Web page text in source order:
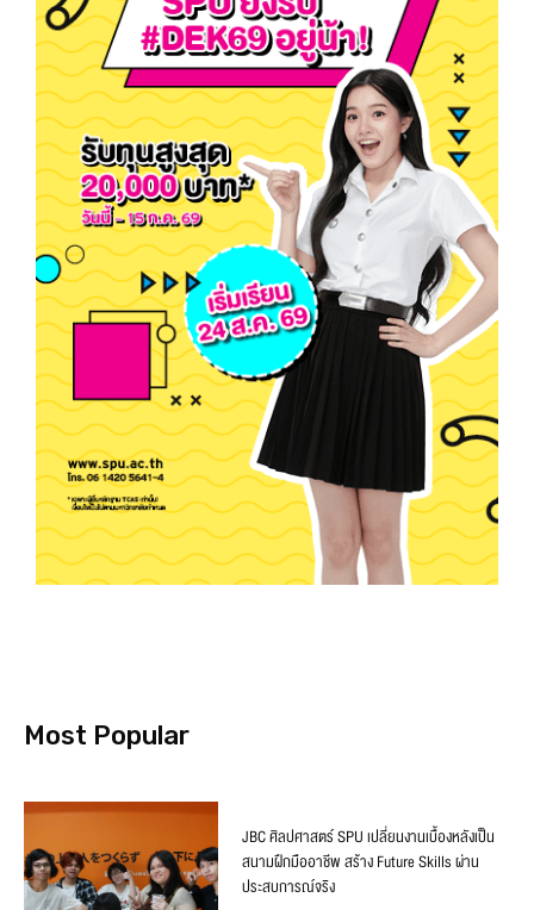
Most Popular
JBC ศิลปศาสตร์ SPU เปลี่ยนงานเบื้องหลังเป็น
สนามฝึกมืออาชีพ สร้าง Future Skills ผ่าน
ประสบการณ์จริง